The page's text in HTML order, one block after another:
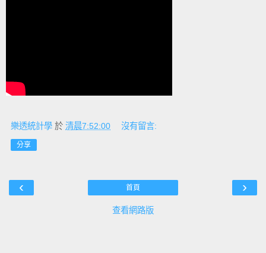
樂透統計學 於 清晨7:52:00 沒有留言:
分享
‹ ›
首頁
查看網路版